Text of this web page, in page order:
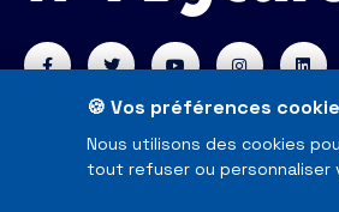
🍪 Vos préférences
Nous utilisons des cookies
tout refuser ou personnaliser